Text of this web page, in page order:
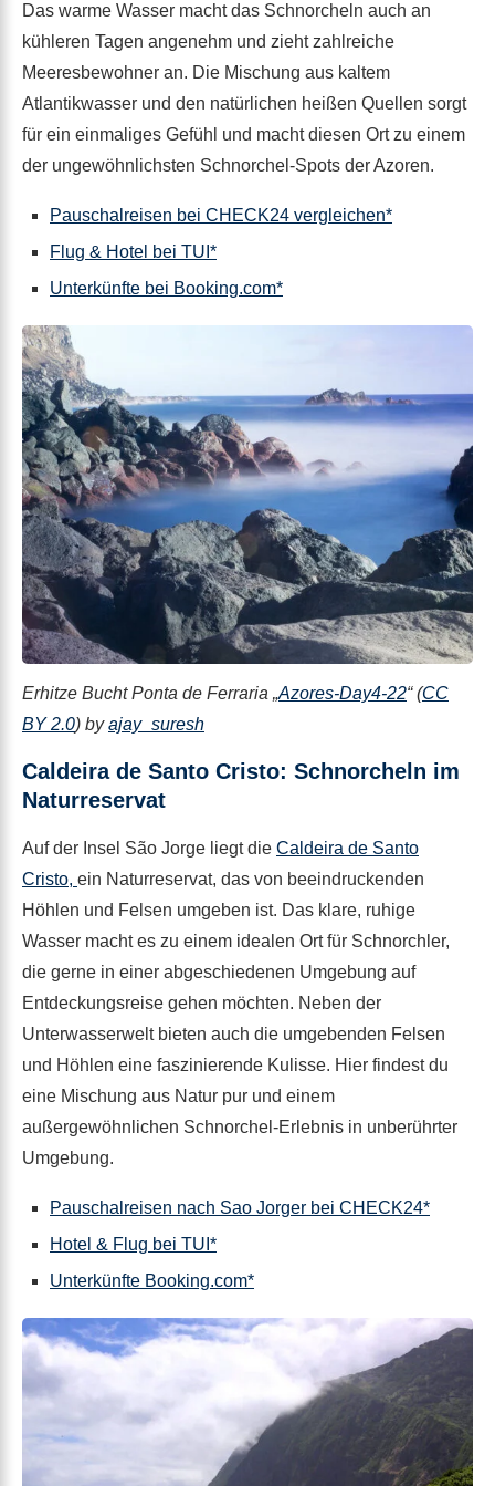
Das warme Wasser macht das Schnorcheln auch an
kühleren Tagen angenehm und zieht zahlreiche
Meeresbewohner an. Die Mischung aus kaltem
Atlantikwasser und den natürlichen heißen Quellen sorgt
für ein einmaliges Gefühl und macht diesen Ort zu einem
der ungewöhnlichsten Schnorchel-Spots der Azoren.
Pauschalreisen bei CHECK24 vergleichen*
Flug & Hotel bei TUI*
Unterkünfte bei Booking.com*
Erhitze Bucht Ponta de Ferraria „Azores-Day4-22“ (CC
BY 2.0) byajay_suresh
Caldeira de Santo Cristo: Schnorcheln im
Naturreservat
Auf der Insel São Jorge liegt die Caldeira de Santo
Cristo, ein Naturreservat, das von beeindruckenden
Höhlen und Felsen umgeben ist. Das klare, ruhige
Wasser macht es zu einem idealen Ort für Schnorchler,
die gerne in einer abgeschiedenen Umgebung auf
Entdeckungsreise gehen möchten. Neben der
Unterwasserwelt bieten auch die umgebenden Felsen
und Höhlen eine faszinierende Kulisse. Hier findest du
eine Mischung aus Natur pur und einem
außergewöhnlichen Schnorchel-Erlebnis in unberührter
Umgebung.
Pauschalreisen nach Sao Jorger bei CHECK24*
Hotel & Flug bei TUI*
Unterkünfte Booking.com*